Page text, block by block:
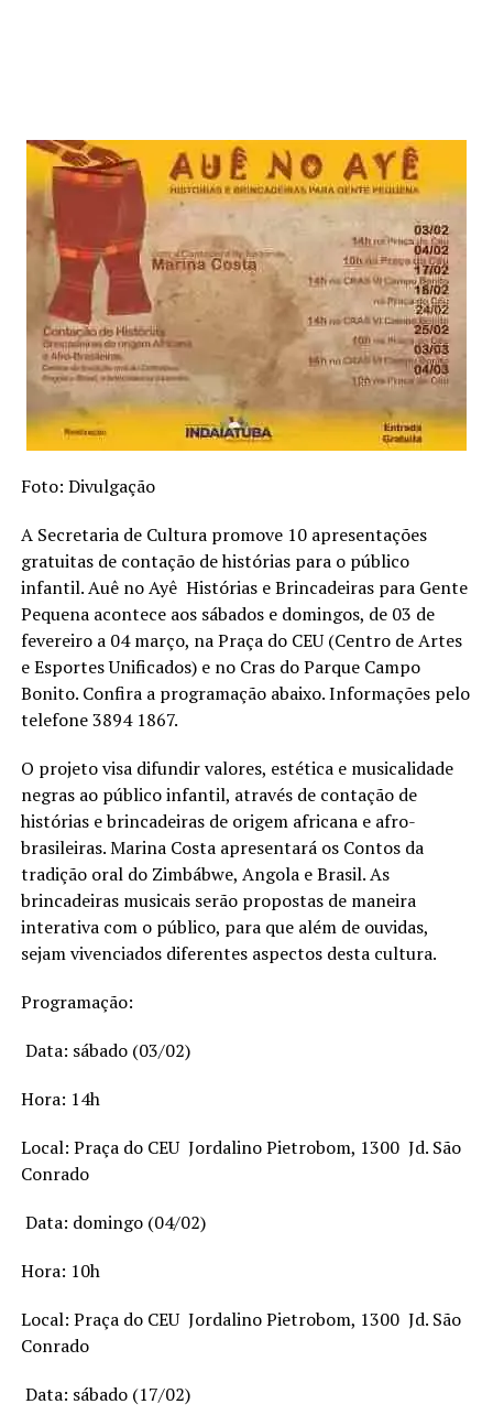
Foto: Divulgação
A Secretaria de Cultura promove 10 apresentações
gratuitas de contação de histórias para o público
infantil. Auê no Ayê  Histórias e Brincadeiras para Gente
Pequena acontece aos sábados e domingos, de 03 de
fevereiro a 04 março, na Praça do CEU (Centro de Artes
e Esportes Unificados) e no Cras do Parque Campo
Bonito. Confira a programação abaixo. Informações pelo
telefone 3894 1867.
O projeto visa difundir valores, estética e musicalidade
negras ao público infantil, através de contação de
histórias e brincadeiras de origem africana e afro-
brasileiras. Marina Costa apresentará os Contos da
tradição oral do Zimbábwe, Angola e Brasil. As
brincadeiras musicais serão propostas de maneira
interativa com o público, para que além de ouvidas,
sejam vivenciados diferentes aspectos desta cultura.
Programação:
 Data: sábado (03/02)
Hora: 14h
Local: Praça do CEU  Jordalino Pietrobom, 1300  Jd. São
Conrado
 Data: domingo (04/02)
Hora: 10h
Local: Praça do CEU  Jordalino Pietrobom, 1300  Jd. São
Conrado
 Data: sábado (17/02)